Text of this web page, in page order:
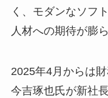
く、モダンなソフ
人材への期待が膨
2025年4月からは
今吉琢也氏が新社